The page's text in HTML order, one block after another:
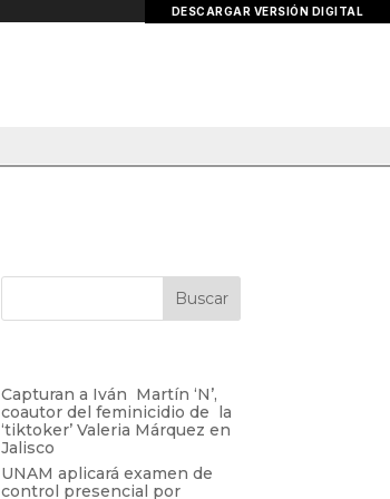
DESCARGAR VERSIÓN DIGITAL
Capturan a Iván Martín ‘N’,
coautor del feminicidio de la
‘tiktoker’ Valeria Márquez en
Jalisco
UNAM aplicará examen de
control presencial por